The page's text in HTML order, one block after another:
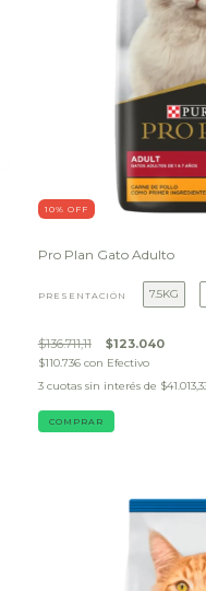
10% OFF
Pro Plan Gato Adulto
PRESENTACIÓN 7.5KG
$136.711,11 $123.040
$110.736 con Efectivo
3 cuotas sin interés de
COMPRAR